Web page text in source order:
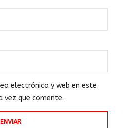
electrónico y web en este
vez que comente.